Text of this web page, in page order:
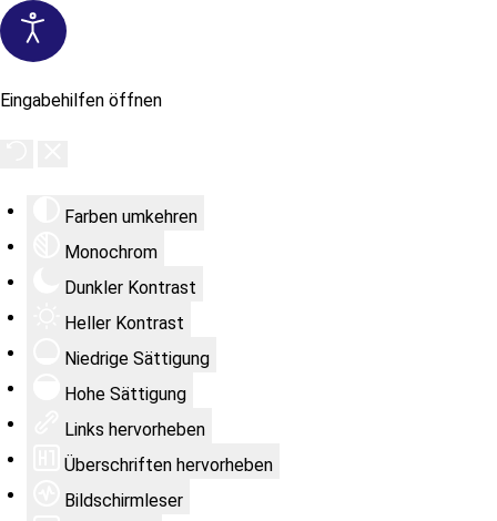
Eingabehilfen öffnen
Farben umkehren
Monochrom
Dunkler Kontrast
Heller Kontrast
Niedrige Sättigung
Hohe Sättigung
Links hervorheben
Überschriften hervorheben
Bildschirmleser